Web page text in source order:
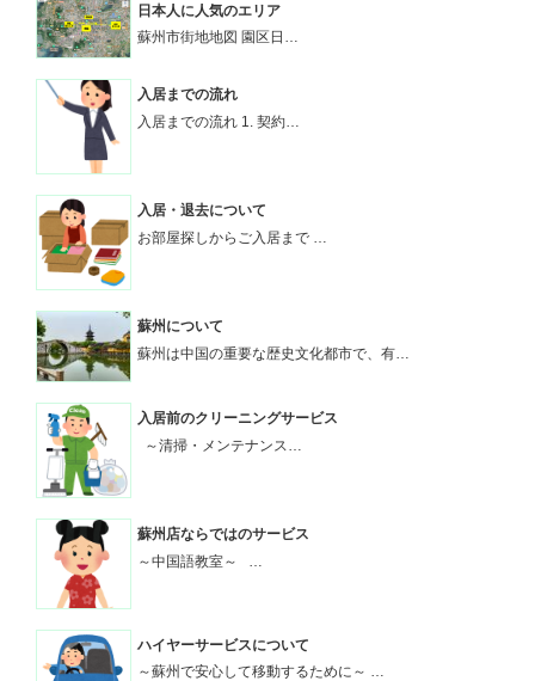
日本人に人気のエリア
蘇州市街地地図 園区日…
入居までの流れ
入居までの流れ 1. 契約…
入居・退去について
お部屋探しからご入居まで …
蘇州について
蘇州は中国の重要な歴史文化都市で、有…
入居前のクリーニングサービス
～清掃・メンテナンス…
蘇州店ならではのサービス
～中国語教室～ …
ハイヤーサービスについて
～蘇州で安心して移動するために～ …